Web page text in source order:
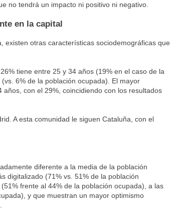
no tendrá un impacto ni positivo ni negativo.
en la capital
existen otras características sociodemográficas que
tiene entre 25 y 34 años (19% en el caso de la
6% de la población ocupada). El mayor
con el 29%, coincidiendo con los resultados
A esta comunidad le siguen Cataluña, con el
diferente a la media de la población
digitalizado (71% vs. 51% de la población
frente al 44% de la población ocupada), a las
y que muestran un mayor optimismo